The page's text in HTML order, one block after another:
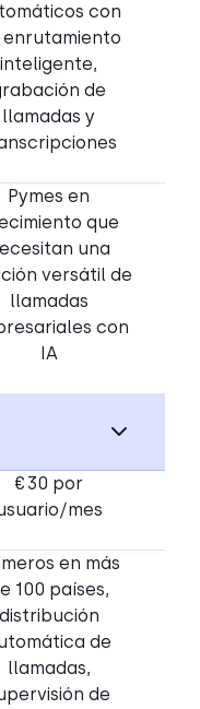
con
enrutamiento
inteligente,
de
llamadas y
Pymes en
que
una
versátil de
llamadas
con
IA
€30 por
mes
en más
100 países,
distribución
de
llamadas,
de